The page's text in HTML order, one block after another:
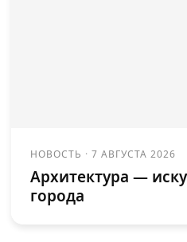
НОВОСТЬ ·7 АВГУСТА 2026
Архитектура —
города